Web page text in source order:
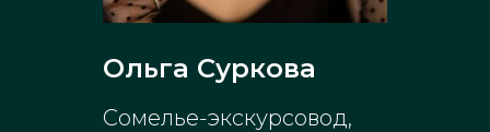
Ольга Суркова
Сомелье-экскурсовод,